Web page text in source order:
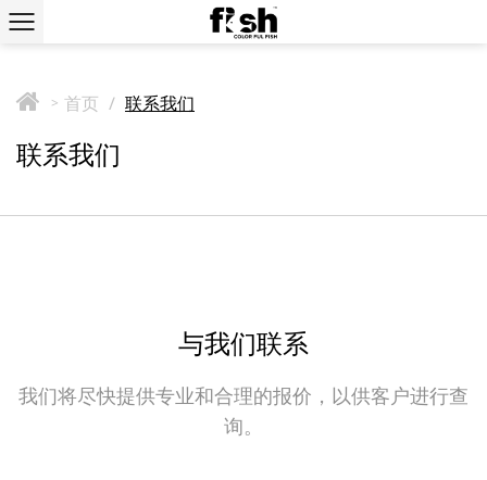
> 首页 / 联系我们
联系我们
与我们联系
我们将尽快提供专业和合理的报价，以供客户进行查
询。